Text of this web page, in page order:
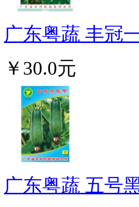
广东粤蔬 丰冠
￥30.0元
广东粤蔬 五号